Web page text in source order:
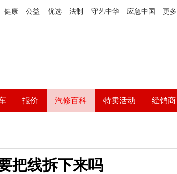
健康 公益 优选 法制 守艺中华 应急中国 更多
报价 汽修百科 特卖活动 经销商
把线拆下来吗